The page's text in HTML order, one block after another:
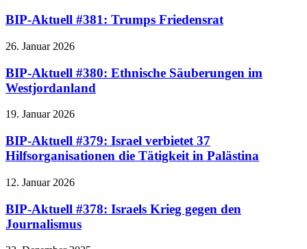
BIP-Aktuell #381: Trumps Friedensrat
26. Januar 2026
BIP-Aktuell #380: Ethnische Säuberungen im
Westjordanland
19. Januar 2026
BIP-Aktuell #379: Israel verbietet 37
Hilfsorganisationen die Tätigkeit in Palästina
12. Januar 2026
BIP-Aktuell #378: Israels Krieg gegen den
Journalismus